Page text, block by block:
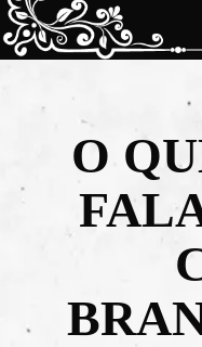
O